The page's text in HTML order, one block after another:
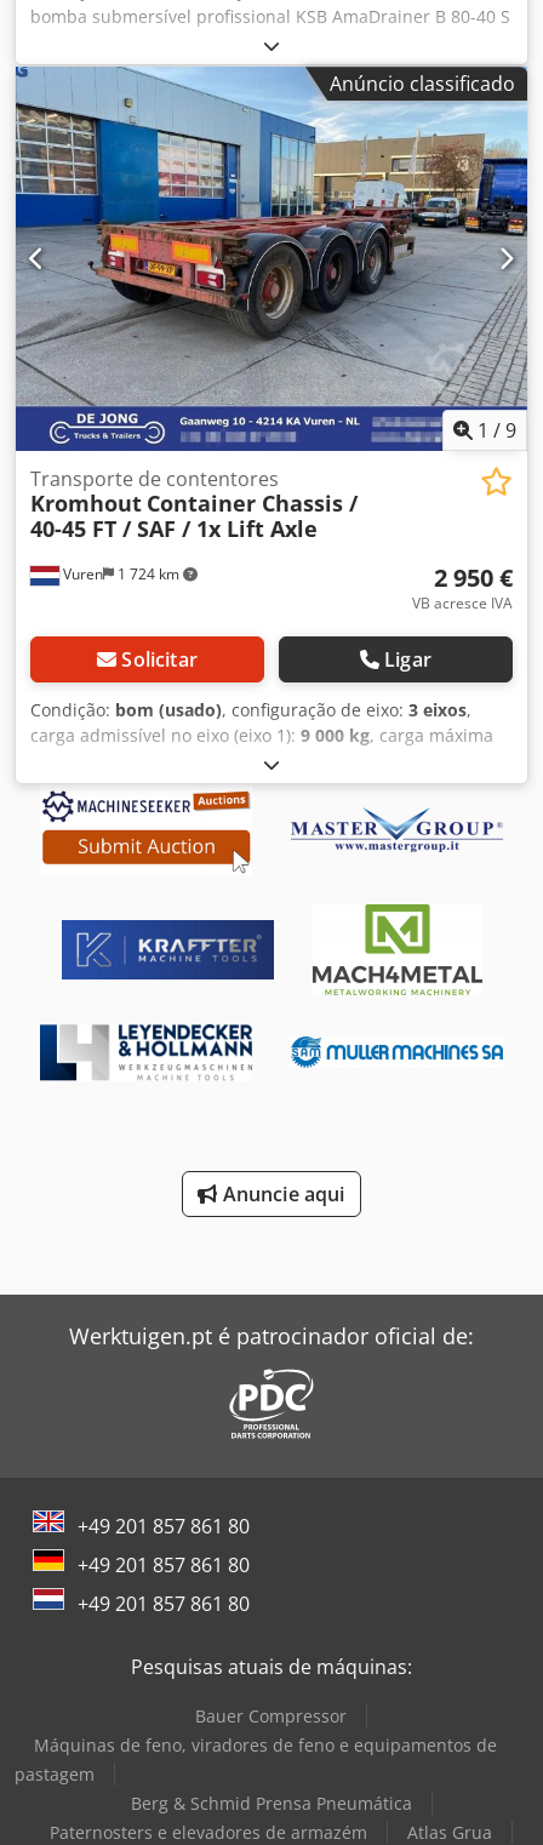
bomba submersível profissional KSB AmaDrainer B 80-40 S
– equipamento de alta qualidade, projetado para operação
em condições difíceis (água suja, esgoto, drenagem). ✔️
Estado: NOVA ✔️ A bomba nunca foi usada ✔️ Embalagem
original / filme plástico / documentação ✔️ Inclui cabo +
boia + controlador ⚙️ Dados técnicos: Fabricante: KSB
(Alemanha) Modelo: AmaDrainer B 80-40 S Potência: 4,0 kW
Alimentação: 400V / 3~ / 50 Hz Corrente: 8,5 A Grau de
proteção: IP68 Vazão: até 100 m³/h Rotação: 2800 rpm
Classe de isolamento: B Chsdpfx Ahey Abr Hotja
Temperatura máx. do líquido: 40°C Peso: aprox. 65 kg ✅
Aplicação: drenagens de canteiros de obras estação
elevatória esgotamento e água suja indústria poços e
reservatórios 📦 Conjunto inclui: ✔️ Bomba KSB ✔️ Cabo de
alimentação ✔️ Boia ✔️ Documentação ✔️ Embalagem
original
Anúncio classificado
1 /9
Vuren 1 724 km
Transporte de contentores
Kromhout Container Chassis /
40-45 FT / SAF / 1x Lift Axle
2 950 €
VB acresce IVA
Solicitar Ligar
Condição: bom (usado), configuração de eixo: 3 eixos,
carga admissível no eixo (eixo 1): 9 000 kg, carga máxima
9 000 kg
admissível no eixo (eixo 3):9 000 kg, primeira matrícula:
03/1999, largura total:2 500 mm , suspensão: ar, cor:
vermelho, Ano de fabrico:1999 , Equipamento:ABS,
Configuração do eixo Marca dos eixos: SAF Travões: travões
1: eixo elevatório; Carga máxima por eixo: 9.000 kg Eixo
traseiro 2: Carga máxima por eixo: 9.000 kg Eixo traseiro 3:
Carga máxima por eixo: 9.000 kg Pesos Peso vazio: 6.430 kg
Cedpfx Ahox D A Nystjha Capacidade de carga: 32.570 kg
sim Condição Estado técnico: bom Estado visual: bom
Identificação Matrícula: OF-99-XP Mais informações Entre
Anuncie aqui
Werktuigen.pt é patrocinador oficial de:
+49 201 857 861 80
+49 201 857 861 80
+49 201 857 861 80
Pesquisas atuais de máquinas:
Bauer Compressor
Máquinas de feno, viradores de feno e equipamentos de
pastagem
Berg & Schmid Prensa Pneumática
Paternosters e elevadores de armazém
Atlas Grua